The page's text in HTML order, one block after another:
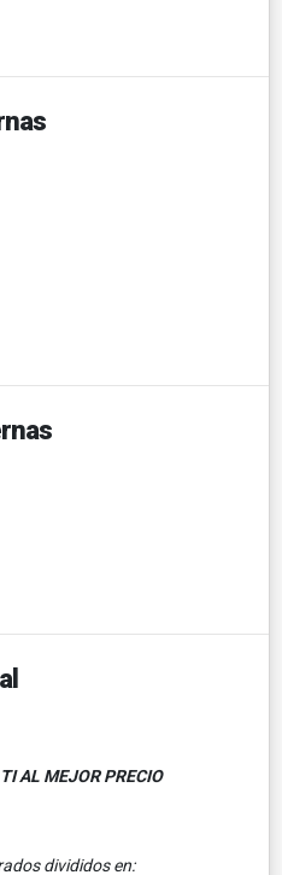
AL MEJOR PRECIO
divididos en: